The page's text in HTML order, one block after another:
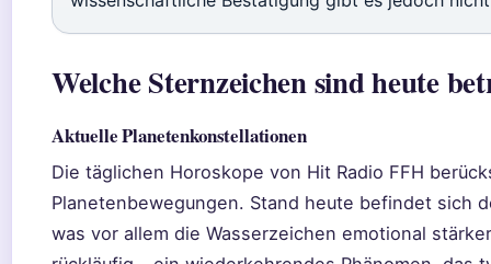
Welche Sternzeichen sind heute
Aktuelle Planetenkonstellationen
Die täglichen Horoskope von Hit Radio FFH
Planetenbewegungen. Stand heute befindet sich
was vor allem die Wasserzeichen emotional